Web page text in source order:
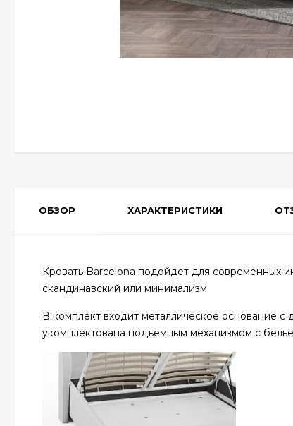
ОБЗОР ХАРАКТЕРИСТИКИ
Кровать Barcelona подойдет для современных
скандинавский или минимализм.
В комплект входит металлическое основание
укомплектована подъемным механизмом с